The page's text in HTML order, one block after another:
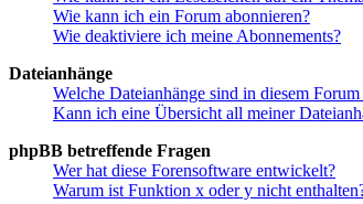
Wie kann ich ein Forum abonnieren?
Wie deaktiviere ich meine Abonnements?
Dateianhänge
Welche Dateianhänge sind in diesem Forum
Kann ich eine Übersicht all meiner
phpBB betreffende Fragen
Wer hat diese Forensoftware entwickelt?
Warum ist Funktion x oder y nicht